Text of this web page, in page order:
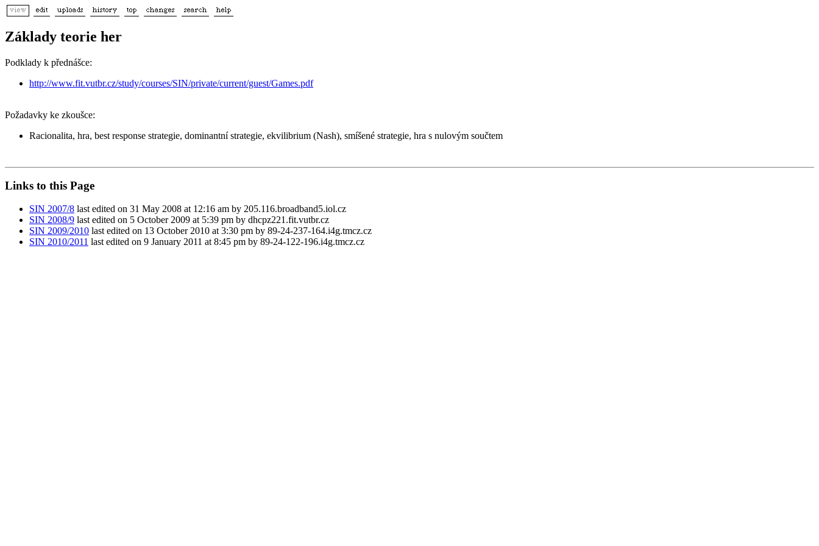
Základy teorie her
Podklady k přednášce:
http://www.fit.vutbr.cz/study/courses/SIN/private/current/guest/Games.pdf
Požadavky ke zkoušce:
Racionalita, hra, best response strategie, dominantní strategie, ekvilibrium (Nash), smíšené strategie, hra s nulovým součtem
Links to this Page
SIN 2007/8 last edited on 31 May 2008 at 12:16 am by 205.116.broadband5.iol.cz
SIN 2008/9 last edited on 5 October 2009 at 5:39 pm by dhcpz221.fit.vutbr.cz
SIN 2009/2010 last edited on 13 October 2010 at 3:30 pm by 89-24-237-164.i4g.tmcz.cz
SIN 2010/2011 last edited on 9 January 2011 at 8:45 pm by 89-24-122-196.i4g.tmcz.cz